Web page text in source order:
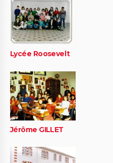
Lycée Roosevelt
Jérôme GILLET